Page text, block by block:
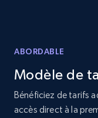
2.1K+
ABORDABLE
Modèle de
Bénéficiez de tarifs
accès direct à la